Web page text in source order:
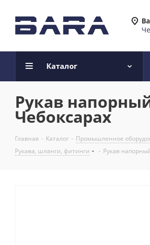
Каталог
Рукав
Чебоксарах
Главная - Каталог - Промышленное
Рукава, шланги, фитинги
- Рукав